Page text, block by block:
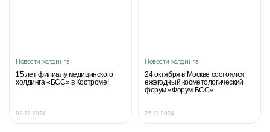
Новости холдинга
15 лет филиалу медицинского
холдинга «БСС» в Костроме!
02.12.2024
Новости холдинга
24 октября в Москве состоялся
ежегодный косметологический
форум «Форум БСС»
25.11.2024